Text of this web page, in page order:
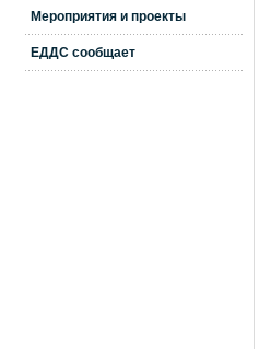
Мероприятия и проекты
ЕДДС сообщает